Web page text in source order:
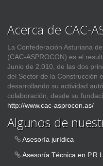
Acerca de CAC-
La Confederación Asturiana
(CAC-ASPROCON) es el
Junio de 2.010, de las dos
del Sector de la Construcción
desarrollando su actividad
colaboración, desde su
http://www.cac-asprocon.as/
Algunos de
Asesoría jurídica
Asesoría Técnica en P.R.L